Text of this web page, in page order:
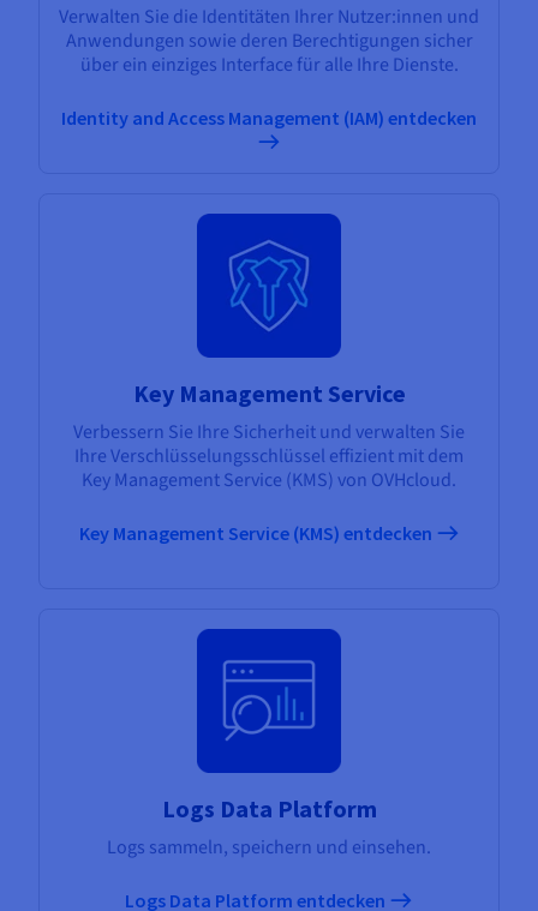
Verwalten Sie die Identitäten Ihrer Nutzer:innen und
Anwendungen sowie deren Berechtigungen sicher
über ein einziges Interface für alle Ihre Dienste.
Identity and Access Management (IAM) entdecken
Key Management Service
Verbessern Sie Ihre Sicherheit und verwalten Sie
Ihre Verschlüsselungsschlüssel effizient mit dem
Key Management Service (KMS) von OVHcloud.
Key Management Service (KMS) entdecken
Logs Data Platform
Logs sammeln, speichern und einsehen.
Logs Data Platform entdecken